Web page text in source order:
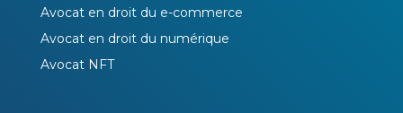
Avocat en droit du e-commerce
Avocat en droit du numérique
Avocat NFT